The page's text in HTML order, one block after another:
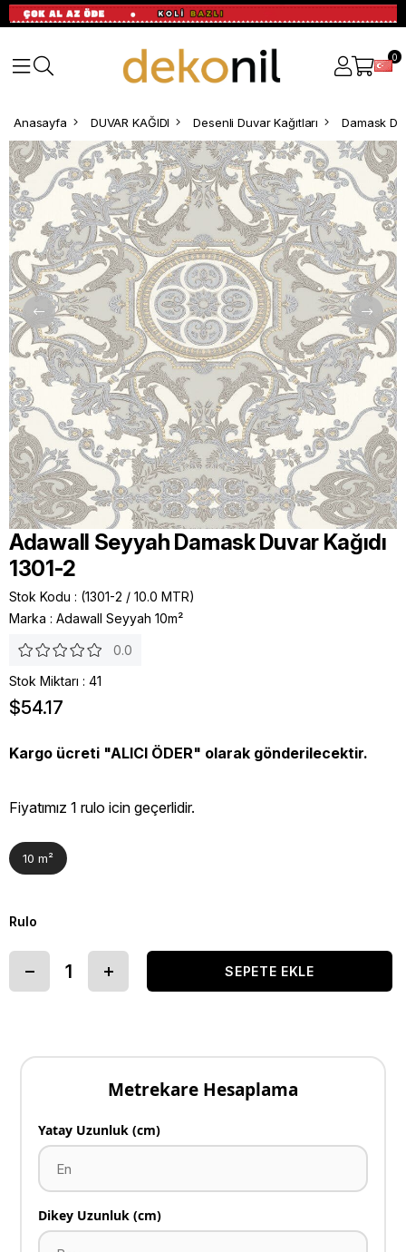
0
Anasayfa DUVAR KAĞIDI Desenli Duvar Kağıtları Damask
Adawall Seyyah Damask Duvar Kağıdı
1301-2
Stok Kodu
(1301-2 / 10.0 MTR)
Marka : Adawall Seyyah 10m²
0.0
Stok Miktarı : 41
$54.17
Kargo ücreti "ALICI ÖDER" olarak gönderilecektir.
Fiyatımız 1 rulo icin geçerlidir.
10 m²
Rulo
Metrekare Hesaplama
Yatay Uzunluk (cm)
Dikey Uzunluk (cm)